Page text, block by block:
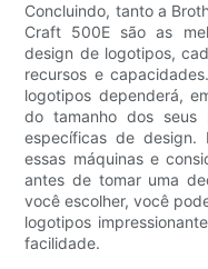
Concluindo, tanto a
Craft 500E são as
design de logotipos,
recursos e
logotipos dependerá,
do tamanho dos seus
específicas de design.
essas máquinas e
antes de tomar uma
você escolher, você
logotipos
facilidade.